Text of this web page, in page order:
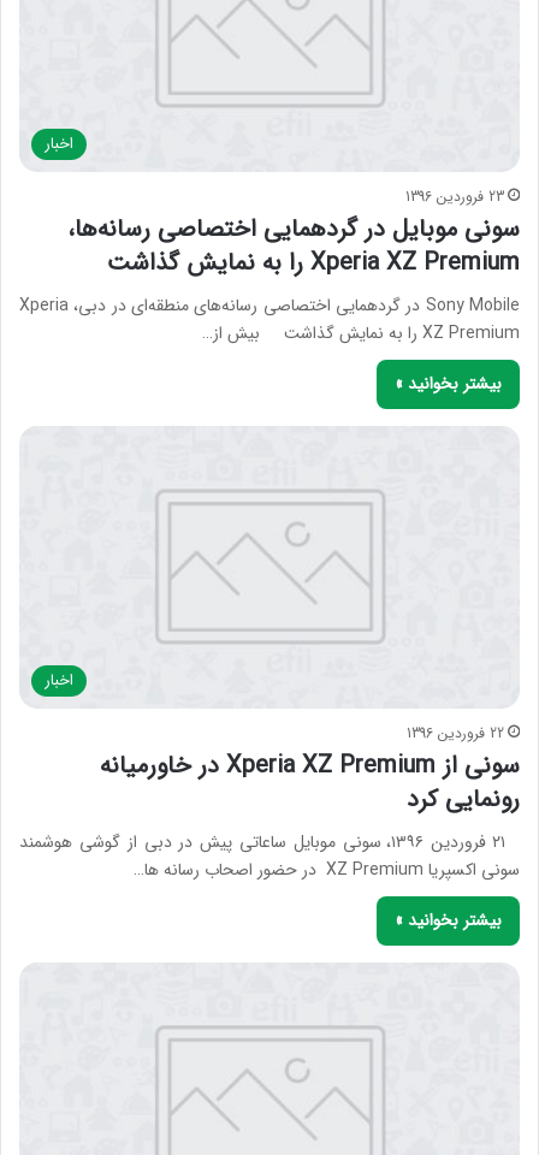
اخبار
23 فروردین 1396
سونی موبایل در گردهمایی اختصاصی رسانه‌ها،
Xperia XZ Premium را به نمایش گذاشت
Sony Mobile در گردهمایی اختصاصی رسانه‌های منطقه‌ای در دبی، Xperia
XZ Premium را به نمایش گذاشت بیش از…
بیشتر بخوانید »
اخبار
22 فروردین 1396
سونی از Xperia XZ Premium در خاورمیانه
رونمایی کرد
۲۱ فروردین ۱۳۹۶، سونی موبایل ساعاتی پیش در دبی از گوشی هوشمند
سونی اکسپریا XZ Premium در حضور اصحاب رسانه ها…
بیشتر بخوانید »